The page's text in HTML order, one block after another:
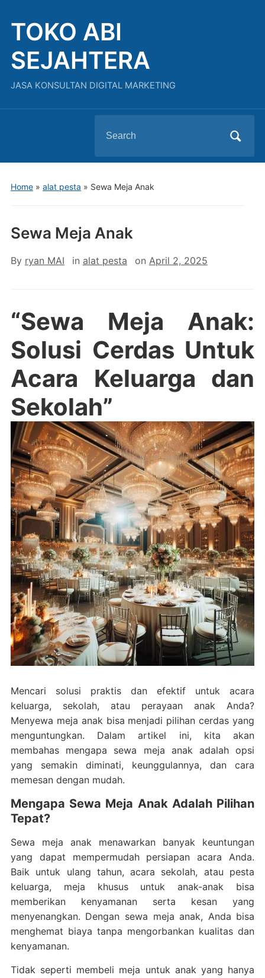
TOKO ABI
SEJAHTERA
JASA KONSULTAN DIGITAL MARKETING
for:
Home» alat pesta » Sewa Meja Anak
Sewa Meja Anak
By ryan MAI in alat pesta on April 2, 2025
“Sewa Meja Anak:
Solusi Cerdas Untuk
Acara Keluarga dan
Sekolah”
Mencari solusi praktis dan efektif untuk acara
keluarga, sekolah, atau perayaan anak Anda?
Menyewa meja anak bisa menjadi pilihan cerdas yang
menguntungkan. Dalam artikel ini, kita akan
membahas mengapa sewa meja anak adalah opsi
yang semakin diminati, keunggulannya, dan cara
memesan dengan mudah.
Mengapa Sewa Meja Anak Adalah Pilihan
Tepat?
Sewa meja anak menawarkan banyak keuntungan
yang dapat mempermudah persiapan acara Anda.
Baik untuk ulang tahun, acara sekolah, atau pesta
keluarga, meja khusus untuk anak-anak bisa
memberikan kenyamanan serta kesan yang
menyenangkan. Dengan sewa meja anak, Anda bisa
menghemat biaya tanpa mengorbankan kualitas dan
kenyamanan.
Tidak seperti membeli meja untuk anak yang hanya